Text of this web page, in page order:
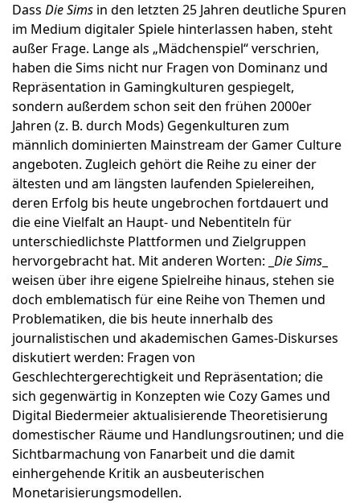
Dass Die Sims in den letzten 25 Jahren deutliche Spuren
im Medium digitaler Spiele hinterlassen haben, steht
außer Frage. Lange als „Mädchenspiel“ verschrien,
haben die Sims nicht nur Fragen von Dominanz und
Repräsentation in Gamingkulturen gespiegelt,
sondern außerdem schon seit den frühen 2000er
Jahren (z. B. durch Mods) Gegenkulturen zum
männlich dominierten Mainstream der Gamer Culture
angeboten. Zugleich gehört die Reihe zu einer der
ältesten und am längsten laufenden Spielereihen,
deren Erfolg bis heute ungebrochen fortdauert und
die eine Vielfalt an Haupt- und Nebentiteln für
unterschiedlichste Plattformen und Zielgruppen
hervorgebracht hat. Mit anderen Worten: _ Die Sims
weisen über ihre eigene Spielreihe hinaus, stehen sie
doch emblematisch für eine Reihe von Themen und
Problematiken, die bis heute innerhalb des
journalistischen und akademischen Games-Diskurses
diskutiert werden: Fragen von
Geschlechtergerechtigkeit und Repräsentation; die
sich gegenwärtig in Konzepten wie Cozy Games und
Digital Biedermeier aktualisierende Theoretisierung
domestischer Räume und Handlungsroutinen; und die
Sichtbarmachung von Fanarbeit und die damit
einhergehende Kritik an ausbeuterischen
Monetarisierungsmodellen.